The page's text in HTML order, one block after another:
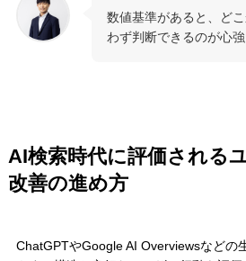
数値基準があると、ど
わず判断できるのが心強
AI検索時代に評価される
改善の進め方
ChatGPTやGoogle AI Overviewsなどの